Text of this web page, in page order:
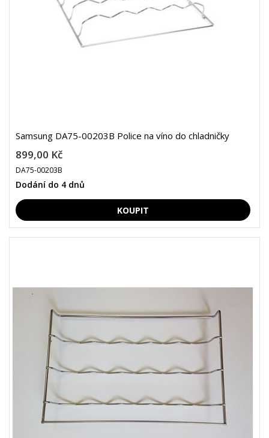
Samsung DA75-00203B Police na víno do chladničky
899,00 Kč
DA75-00203B
Dodání do 4 dnů